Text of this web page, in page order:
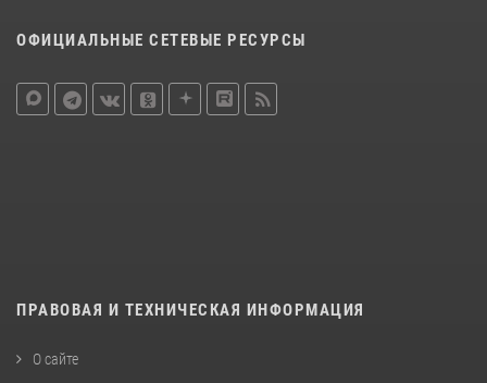
ОФИЦИАЛЬНЫЕ СЕТЕВЫЕ РЕСУРСЫ
ПРАВОВАЯ И ТЕХНИЧЕСКАЯ ИНФОРМАЦИЯ
О сайте